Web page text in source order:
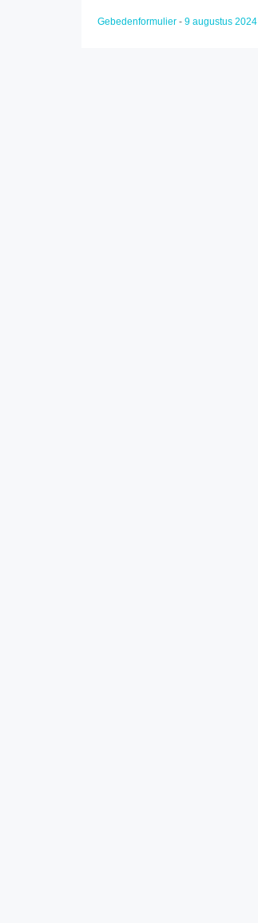
Gebedenformulier - 9 augustus 2024